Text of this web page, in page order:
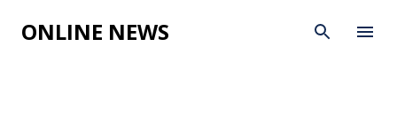
Skip to main content
ONLINE NEWS